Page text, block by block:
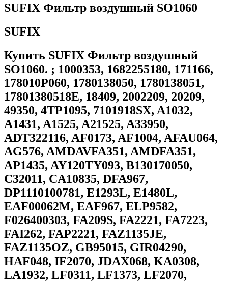
SUFIX Фильтр воздушный SO1060
SUFIX
Купить SUFIX Фильтр воздушный
SO1060. ; 1000353, 1682255180, 171166,
178010P060, 1780138050, 1780138051,
17801380518E, 18409, 2002209, 20209,
49350, 4TP1095, 7101918SX, A1032,
A1431, A1525, A21525, A33950,
ADT322116, AF0173, AF1004, AFAU064,
AG576, AMDAVFA351, AMDFA351,
AP1435, AY120TY093, B130170050,
C32011, CA10835, DFA967,
DP1110100781, E1293L, E1480L,
EAF00062M, EAF967, ELP9582,
F026400303, FA209S, FA2221, FA7223,
FAI262, FAP2221, FAZ1135JE,
FAZ1135OZ, GB95015, GIR04290,
HAF048, IF2070, JDAX068, KA0308,
LA1932, LF0311, LF1373, LF2070,